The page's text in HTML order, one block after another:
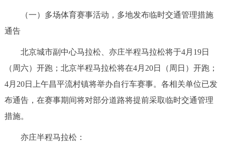
政务服务
个人服务 法人服务 部门服务
便民服务 利企服务 投资项目
政民互动
（一）多场体育赛事活动，多地发布临时交通管理措施
通告
北京城市副中心马拉松、亦庄半程马拉松将于4月19日
（周六）开跑；北京半程马拉松将在4月20日（周日）开跑；
4月20日上午昌平流村镇将举办自行车赛事。各相关单位已发
布通告，在赛事期间将对部分道路将提前采取临时交通管理
措施。
亦庄半程马拉松：